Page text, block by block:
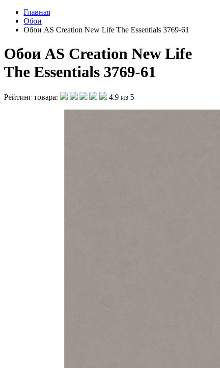
Главная
Обои
Обои AS Creation New Life The Essentials 3769-61
Обои AS Creation New Life
The Essentials 3769-61
Рейтинг товара: 4.9 из 5